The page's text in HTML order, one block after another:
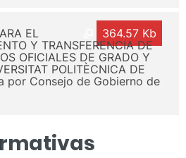
364.57 Kb
EL
Y TRANSFERENCIA DE
OFICIALES DE GRADO Y
POLITÈCNICA DE
por Consejo de Gobierno de